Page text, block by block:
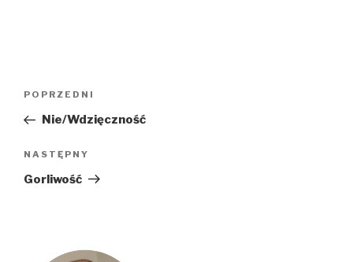
Poprzedni
wpis
POPRZEDNI
Nie/Wdzięczność
Następny
wpis
NASTĘPNY
Gorliwość